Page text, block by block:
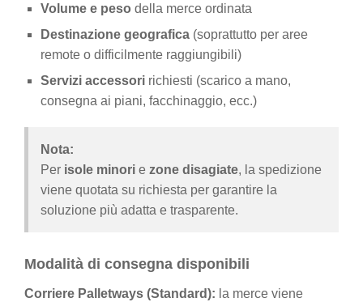
Volume e peso della merce ordinata
Destinazione geografica (soprattutto per aree
remote o difficilmente raggiungibili)
Servizi accessori richiesti (scarico a mano,
consegna ai piani, facchinaggio, ecc.)
Nota:
Per isole minori e zone disagiate, la spedizione
viene quotata su richiesta per garantire la
soluzione più adatta e trasparente.
Modalità di consegna disponibili
Corriere Palletways (Standard): la merce viene